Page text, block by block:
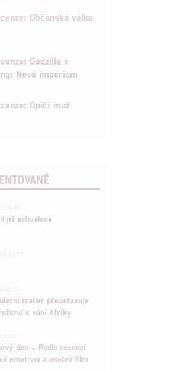
Občanská válka
Godzilla x
Nové impérium
Opičí muž
již schválené
trailer představuje
s vůní Afriky
den – Podle recenzí
emotivní a osobní film